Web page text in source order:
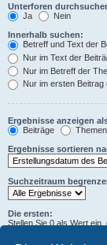
Unterforen
Ja
Nein
Innerhalb suchen:
Betreff und Text der
Nur im Text der
Nur im Betreff der
Nur im ersten Beitrag
Ergebnisse anzeigen
Beiträge
Themen
Ergebnisse sortieren
Suchzeitraum
Die ersten:
Stellen Sie 0 als Wert